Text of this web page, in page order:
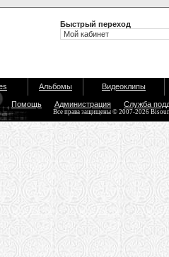
Быстрый переход
Альбомы Видеоклипы
Помощь Администрация Служба
Все права защищены © 2007-2026